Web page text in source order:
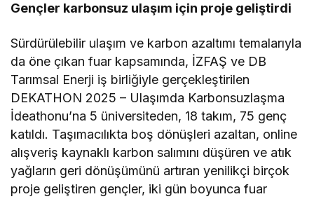
Gençler karbonsuz ulaşım için proje geliştirdi
Sürdürülebilir ulaşım ve karbon azaltımı temalarıyla
da öne çıkan fuar kapsamında, İZFAŞ ve DB
Tarımsal Enerji iş birliğiyle gerçekleştirilen
DEKATHON 2025 – Ulaşımda Karbonsuzlaşma
İdeathonu’na 5 üniversiteden, 18 takım, 75 genç
katıldı. Taşımacılıkta boş dönüşleri azaltan, online
alışveriş kaynaklı karbon salımını düşüren ve atık
yağların geri dönüşümünü artıran yenilikçi birçok
proje geliştiren gençler, iki gün boyunca fuar